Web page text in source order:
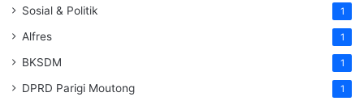
Sosial & Politik 1
Alfres 1
BKSDM 1
DPRD Parigi Moutong 1